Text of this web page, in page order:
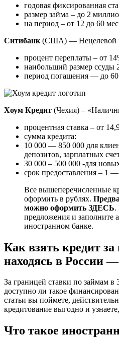
годовая фиксированная
размер займа – до 2
на период – от 12 до 60
Ситибанк (США) — Нецелевой
процент переплаты – от
наибольший размер ссуды
период погашения — до 60
Хоум Кредит (Чехия) –
процентная ставка – от
сумма кредита:
10 000 — 850 000 для
депозитов, зарплатных
30 000 – 500 000 -для
срок предоставления – 1 —
Все вышеперечисленные
оформить в рублях.
можно оформить ЗДЕСЬ.
предложения и заполните
иностранном банке.
Как взять кредит за
находясь в России
За границей ставки по займам
доступно ли такое
статьи вы поймете,
кредитование выгодно и
Что такое